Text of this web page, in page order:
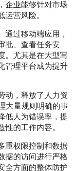
企业能够针对市场
营风险。
通过移动端应用，
批、查看任务安
。尤其是在大型写
管理平台成为提升
动，释放了人力资
大量规则明确的事
低人为错误率，提
的工作内容。
重权限控制和数据
据的访问进行严格
全方面的整体防护